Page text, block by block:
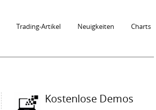
Trading-Artikel Neuigkeiten Charts
Kostenlose Demos